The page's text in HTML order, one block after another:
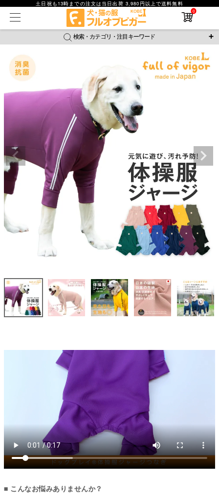
土日祝も13時までの注文は当日出荷 3,980円以上で送料無料
0
検索・カテゴリ・注目キーワード
ジャージ 腹巻 撥水レイン ラッシュガード
おそろコーデ 背中開きアイテム
新作アイテム
返品・交換について ご利用ガイド
在庫なし商品
在庫なし商品を表示しない
並び順
新着順
価格が安い順
価格が高い順
レビュー数順
検索
■ こんなお悩みありませんか？